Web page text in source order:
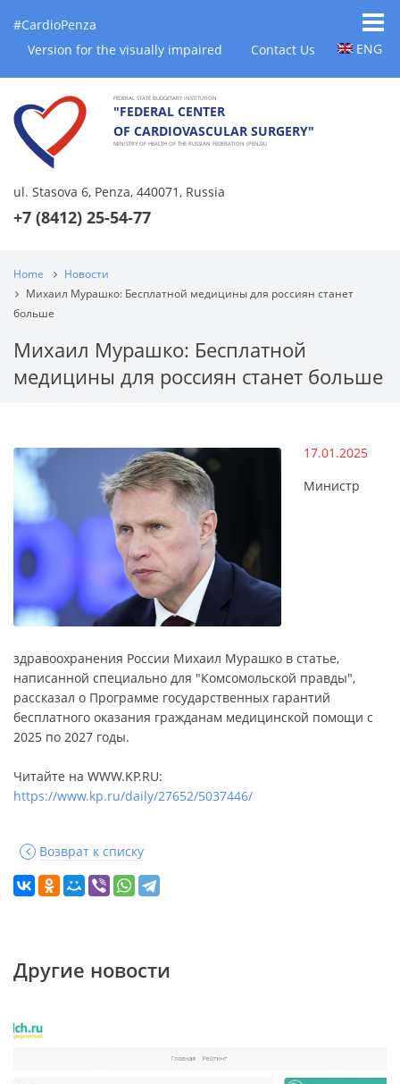
#CardioPenza
Version for the visually impaired
Contact Us ENG
FEDERAL STATE BUDGETARY INSTITUTION
"FEDERAL CENTER
OF CARDIOVASCULAR SURGERY"
MINISTRY OF HEALTH OF THE RUSSIAN FEDERATION (PENZA)
ul. Stasova 6, Penza, 440071, Russia
+7 (8412) 25-54-77
Home
Новости
Михаил Мурашко: Бесплатной медицины для россиян станет
больше
Михаил Мурашко: Бесплатной
медицины для россиян станет больше
17.01.2025
Министр
здравоохранения России Михаил Мурашко в статье,
написанной специально для "Комсомольской правды",
рассказал о Программе государственных гарантий
бесплатного оказания гражданам медицинской помощи с
2025 по 2027 годы.
Читайте на WWW.KP.RU:
https://www.kp.ru/daily/27652/5037446/
Возврат к списку
Другие новости